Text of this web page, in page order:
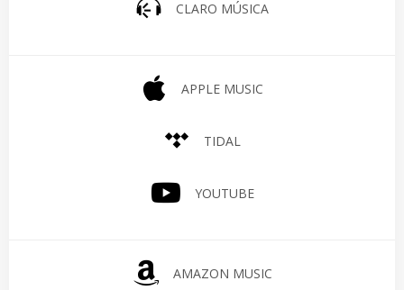
CLARO MÚSICA
APPLE MUSIC
TIDAL
YOUTUBE
AMAZON MUSIC